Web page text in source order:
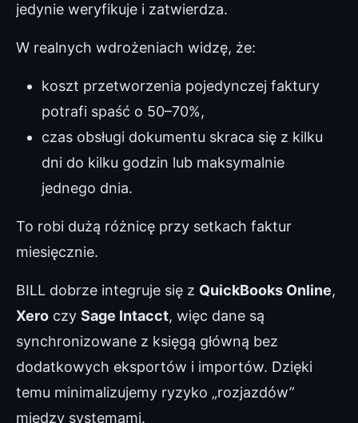
jedynie weryfikuje i zatwierdza.
W realnych wdrożeniach widzę, że:
koszt przetworzenia pojedynczej faktury
potrafi spaść o 50–70%,
czas obsługi dokumentu skraca się z kilku
dni do kilku godzin lub maksymalnie
jednego dnia.
To robi dużą różnicę przy setkach faktur
miesięcznie.
BILL dobrze integruje się z QuickBooks Online,
Xero czy Sage Intacct, więc dane są
synchronizowane z księgą główną bez
dodatkowych eksportów i importów. Dzięki
temu minimalizujemy ryzyko „rozjazdów”
między systemami.